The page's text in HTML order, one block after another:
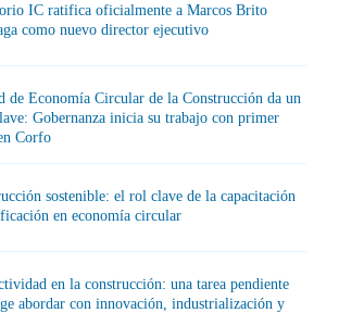
IC ratifica oficialmente a Marcos Brito
como nuevo director ejecutivo
de Economía Circular de la Construcción da un
Gobernanza inicia su trabajo con primer
Corfo
sostenible: el rol clave de la capacitación
en economía circular
en la construcción: una tarea pendiente
abordar con innovación, industrialización y